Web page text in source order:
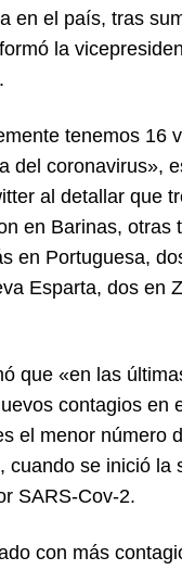
en el país, tras
la
tenemos 16
del coronavirus»,
al detallar que
en Barinas, otras
en Portuguesa,
Esparta, dos en
que «en las
contagios en
el menor número
cuando se inició la
SARS-Cov-2.
con más